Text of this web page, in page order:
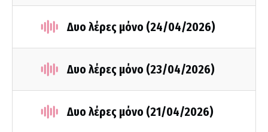
Δυο λέρες μόνο (24/04/2026)
Δυο λέρες μόνο (23/04/2026)
Δυο λέρες μόνο (21/04/2026)